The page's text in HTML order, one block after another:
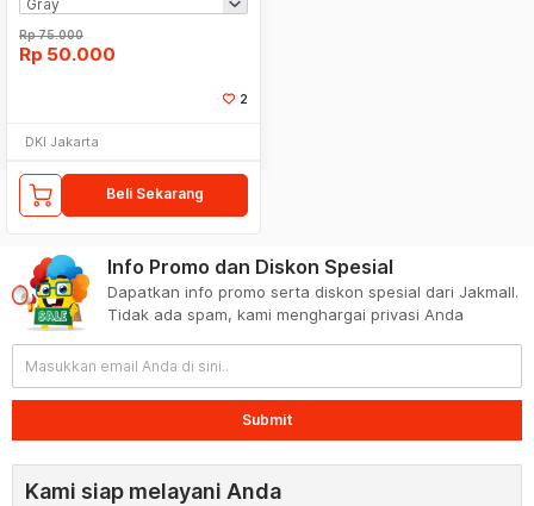
Rp75.000
Rp 50.000
2
DKI Jakarta
Beli Sekarang
Info Promo dan Diskon Spesial
Dapatkan info promo serta diskon spesial dari Jakmall.
Tidak ada spam, kami menghargai privasi Anda
Submit
Kami siap melayani Anda